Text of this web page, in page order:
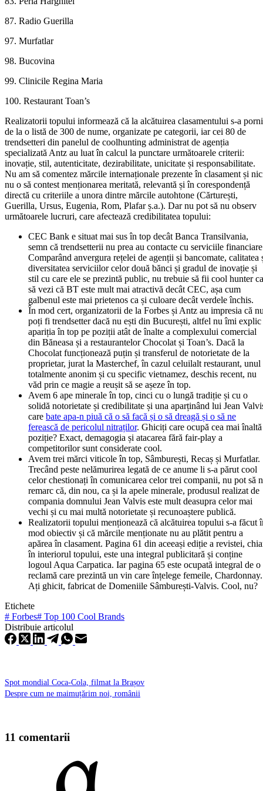
87. Radio Guerilla
97. Murfatlar
98. Bucovina
99. Clinicile Regina Maria
100. Restaurant Toan’s
Realizatorii topului informează că la alcătuirea clasamentului s-a
de la o listă de 300 de nume, organizate pe categorii, iar cei 80 de
trendsetteri din panelul de coolhunting administrat de agenția
specializată Antz au luat în calcul la punctare următoarele criterii:
inovație, stil, autenticitate, dezirabilitate, unicitate și responsabilitate.
Nu am să comentez mărcile internaționale prezente în clasament și
nu o să contest menționarea meritată, relevantă și în corespondență
directă cu criteriile a unora dintre mărcile autohtone (Cărturești,
Guerilla, Ursus, Eugenia, Rom, Plafar ș.a.). Dar nu pot să nu observ
următoarele lucruri, care afectează credibilitatea topului:
CEC Bank e situat mai sus în top decât Banca Transilvania,
semn că trendsetterii nu prea au contacte cu serviciile
Comparând anvergura rețelei de agenții și bancomate, calitatea
diversitatea serviciilor celor două bănci și gradul de inovație și
stil cu care ele se prezintă public, nu trebuie să fii cool hunter ca
să vezi că BT este mult mai atractivă decât CEC, așa cum
galbenul este mai prietenos ca și culoare decât verdele închis.
În mod cert, organizatorii de la Forbes și Antz au impresia că
poți fi trendsetter dacă nu ești din București, altfel nu îmi explic
apariția în top pe poziții atât de înalte a complexului comercial
din Băneasa și a restaurantelor Chocolat și Toan’s. Dacă la
Chocolat funcționează puțin și transferul de notorietate de la
proprietar, jurat la Masterchef, în cazul celuilalt restaurant, unul
totalmente anonim și cu specific vietnamez, deschis recent, nu
văd prin ce magie a reușit să se așeze în top.
Avem 6 ape minerale în top, cinci cu o lungă tradiție și cu o
solidă notorietate și credibilitate și una aparținând lui Jean
care bate apa-n piuă că o să facă și o să dreagă și o să ne
ferească de pericolul nitraților. Ghiciți care ocupă cea mai înaltă
poziție? Exact, demagogia și atacarea fără fair-play a
competitorilor sunt considerate cool.
Avem trei mărci viticole în top, Sâmburești, Recaș și Murfatlar.
Trecând peste nelămurirea legată de ce anume li s-a părut cool
celor chestionați în comunicarea celor trei companii, nu pot să
remarc că, din nou, ca și la apele minerale, produsul realizat de
compania domnului Jean Valvis este mult deasupra celor mai
vechi și cu mai multă notorietate și recunoaștere publică.
Realizatorii topului menționează că alcătuirea topului s-a făcut
mod obiectiv și că mărcile menționate nu au plătit pentru a
apărea în clasament. Pagina 61 din aceeași ediție a revistei,
în interiorul topului, este una integral publicitară și conține
logoul Aqua Carpatica. Iar pagina 65 este ocupată integral de o
reclamă care prezintă un vin care înțelege femeile, Chardonnay.
Ați ghicit, fabricat de Domeniile Sâmburești-Valvis. Cool, nu?
Etichete
# Forbes# Top 100 Cool Brands
Distribuie articolul
Spot mondial Coca-Cola, filmat la Brașov
Despre cum ne maimuțărim noi, românii
11 comentarii